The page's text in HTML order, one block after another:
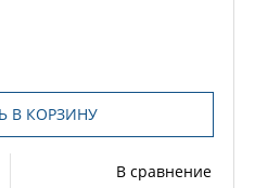
В КОРЗИНУ
В сравнение